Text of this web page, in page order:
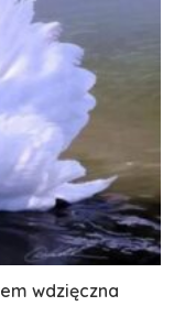
wdzięczna